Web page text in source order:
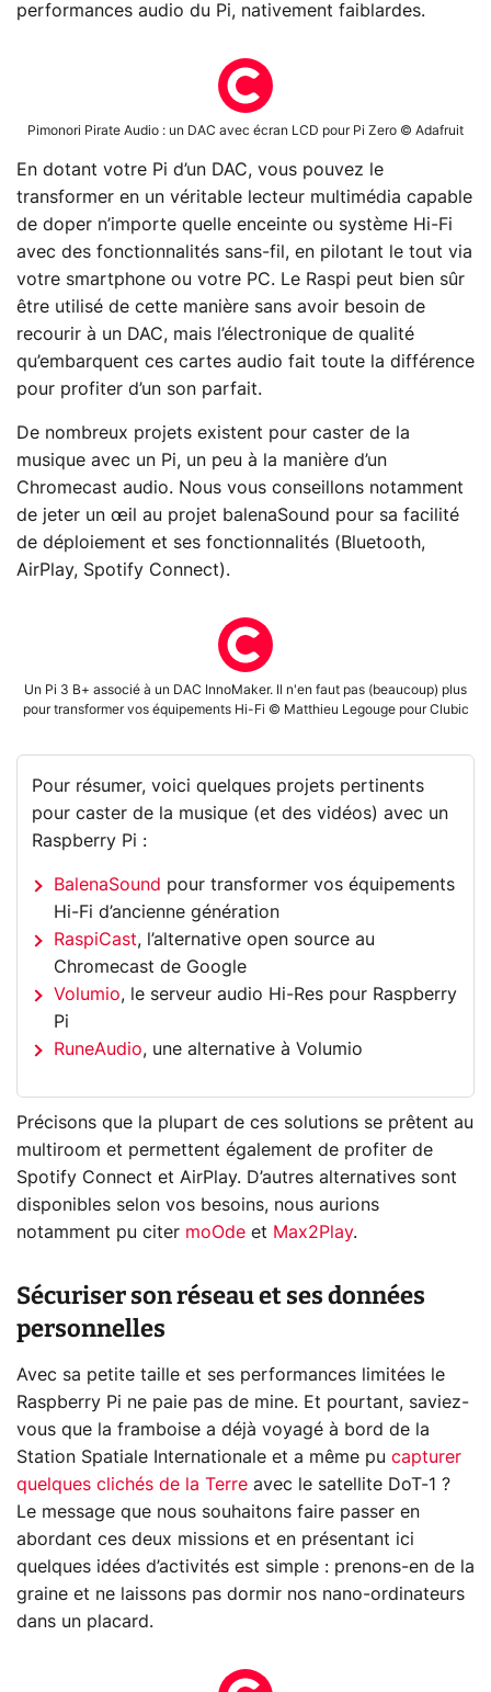
performances audio du Pi, nativement faiblardes.
Pimonori Pirate Audio : un DAC avec écran LCD pour Pi Zero © Adafruit
En dotant votre Pi d’un DAC, vous pouvez le
transformer en un véritable lecteur multimédia capable
de doper n’importe quelle enceinte ou système Hi-Fi
avec des fonctionnalités sans-fil, en pilotant le tout via
votre smartphone ou votre PC. Le Raspi peut bien sûr
être utilisé de cette manière sans avoir besoin de
recourir à un DAC, mais l’électronique de qualité
qu’embarquent ces cartes audio fait toute la différence
pour profiter d’un son parfait.
De nombreux projets existent pour caster de la
musique avec un Pi, un peu à la manière d’un
Chromecast audio. Nous vous conseillons notamment
de jeter un œil au projet balenaSound pour sa facilité
de déploiement et ses fonctionnalités (Bluetooth,
AirPlay, Spotify Connect).
Un Pi 3 B+ associé à un DAC InnoMaker. Il n'en faut pas (beaucoup) plus
pour transformer vos équipements Hi-Fi © Matthieu Legouge pour Clubic
Pour résumer, voici quelques projets pertinents
pour caster de la musique (et des vidéos) avec un
Raspberry Pi :
BalenaSound pour transformer vos équipements
Hi-Fi d’ancienne génération
RaspiCast, l’alternative open source au
Chromecast de Google
Volumio, le serveur audio Hi-Res pour Raspberry
Pi
RuneAudio, une alternative à Volumio
Précisons que la plupart de ces solutions se prêtent au
multiroom et permettent également de profiter de
Spotify Connect et AirPlay. D’autres alternatives sont
disponibles selon vos besoins, nous aurions
notamment pu citer moOde et Max2Play.
Sécuriser son réseau et ses données
personnelles
Avec sa petite taille et ses performances limitées le
Raspberry Pi ne paie pas de mine. Et pourtant, saviez-
vous que la framboise a déjà voyagé à bord de la
Station Spatiale Internationale et a même pu capturer
quelques clichés de la Terre avec le satellite DoT-1 ?
Le message que nous souhaitons faire passer en
abordant ces deux missions et en présentant ici
quelques idées d’activités est simple : prenons-en de la
graine et ne laissons pas dormir nos nano-ordinateurs
dans un placard.